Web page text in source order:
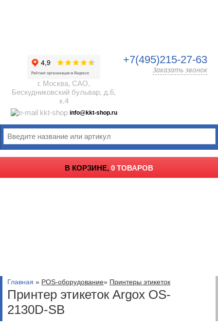
г. Москва, САО,
Бескудниковский бульвар, д.6,
к.4
info@kkt-shop.ru
+7(495)215-27-63
Заказать звонок
В КОРЗИНЕ, 0 ТОВАРОВ
Главная » POS-оборудование» Принтеры этикеток
Принтер этикеток Argox OS-
2130D-SB